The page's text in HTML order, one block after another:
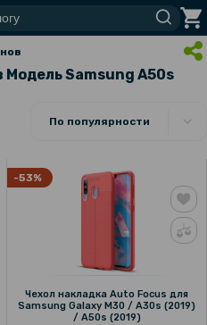
Модель Samsung A50s
По популярности
-53%
Чехол накладка Auto Focus для
Samsung Galaxy M30 / A30s (2019)
/ A50s (2019)